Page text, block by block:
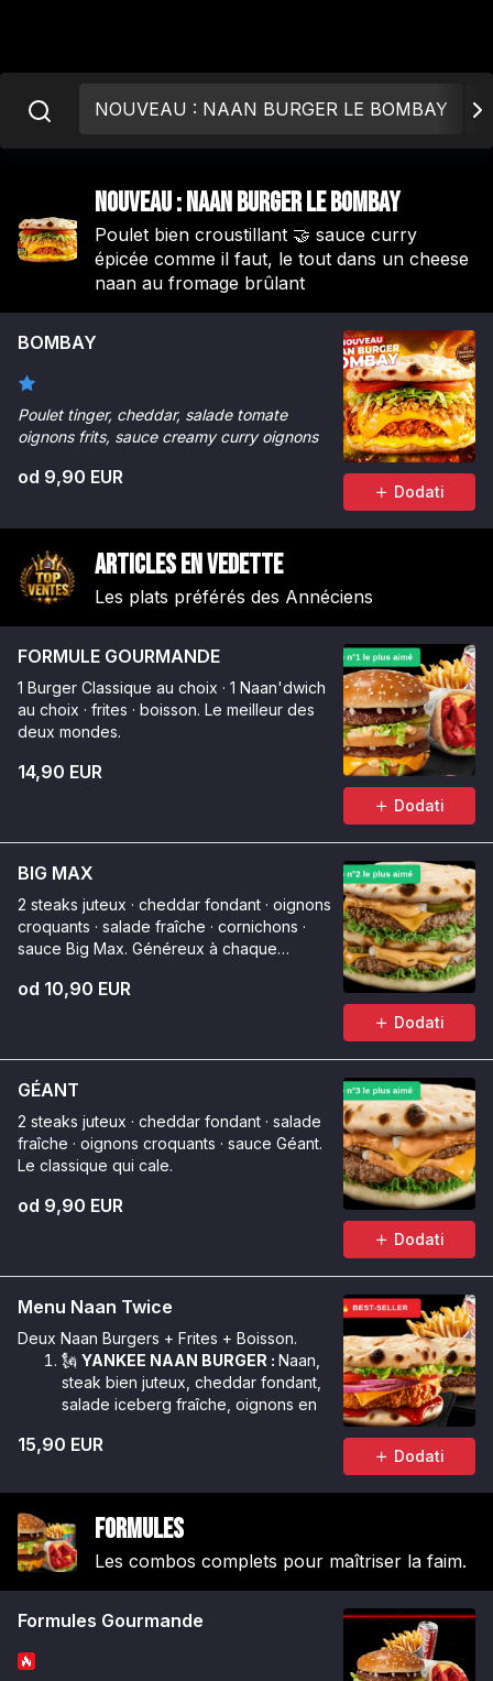
NOUVEAU : NAAN BURGER LE BOMBAY
NOUVEAU : NAAN BURGER LE BOMBAY
Poulet bien croustillant 🤝 sauce curry
épicée comme il faut, le tout dans un cheese
naan au fromage brûlant
BOMBAY
Poulet tinger, cheddar, salade tomate
oignons frits, sauce creamy curry oignons
od 9,90 EUR
Dodati
Articles en vedette
Les plats préférés des Annéciens
FORMULE GOURMANDE
1 Burger Classique au choix · 1 Naan'dwich
au choix · frites · boisson. Le meilleur des
deux mondes.
14,90 EUR
Dodati
BIG MAX
2 steaks juteux · cheddar fondant · oignons
croquants · salade fraîche · cornichons ·
sauce Big Max. Généreux à chaque
od 10,90 EUR
Dodati
GÉANT
2 steaks juteux · cheddar fondant · salade
fraîche · oignons croquants · sauce Géant.
Le classique qui cale.
od 9,90 EUR
Dodati
Menu Naan Twice
Deux Naan Burgers + Frites + Boisson.
🗽 YANKEE NAAN BURGER : Naan,
steak bien juteux, cheddar fondant,
salade iceberg fraîche, oignons en
🌶️CRUNCHY NAAN BURGER :
cheddar fondant, salade iceberg
croquante, oignons rouges, rondelles
de tomate, sauce Chicken Max &
sauce Tinger.
15,90 EUR
Dodati
Formules
Les combos complets pour maîtriser la faim.
Formules Gourmande